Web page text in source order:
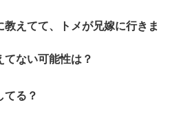
教えてて、トメが兄嫁に行きま
てない可能性は？
てる？